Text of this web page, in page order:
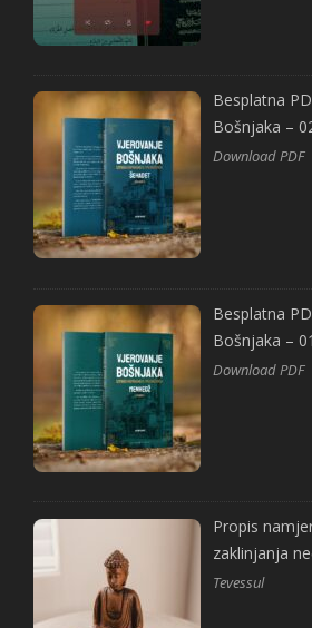
Besplatna
Bošnjaka –
Download PDF
Besplatna
Bošnjaka –
Download PDF
Propis
zaklinjanja
Tevessul